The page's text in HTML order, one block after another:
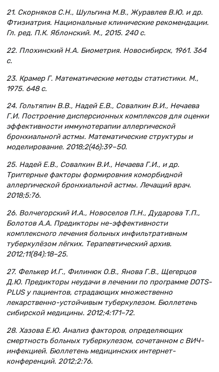
21. Скорняков С.Н., Шульгина М.В., Журавлев В.Ю. и др.
Фтизиатрия. Национальные клинические рекомендации.
Гл. ред. П.К. Яблонский. М., 2015. 240 с.
22. Плохинский Н.А. Биометрия. Новосибирск, 1961. 364
с.
23. Крамер Г. Математические методы статистики. М.,
1975. 648 с.
24. Гольтяпин В.В., Надей Е.В., Совалкин В.И., Нечаева
Г.И. Построение дисперсионных комплексов для оценки
эффективности иммунотерапии аллергической
бронхиальногй астмы. Математические структуры и
моделирование. 2018;2(46):39–50.
25. Надей Е.В., Совалкин В.И., Нечаева Г.И., и др.
Триггерные факторы формировния коморбидной
аллергической бронхиальной астмы. Лечащий врач.
2018;5:76.
26. Волчегорский И.А., Новоселов П.Н., Дударова Т.П.,
Болотов А.А. Предикторы не-эффективности
комплексного лечения больных инфильтративным
туберкулёзом лёгких. Терапевтический архив.
2012;11(84):18–25.
27. Фелькер И.Г., Филинюк О.В., Янова Г.В., Щегерцов
Д.Ю. Предикторы неудачи в лечении по программе DOTS-
PLUS у пациентов, страдающих множественно
лекарственно-устойчивым туберкулезом. Бюллетень
сибирской медицины. 2012;4:171–72.
28. Хазова Е.Ю. Анализ факторов, определяющих
смертность больных туберкулезом, сочетанном с ВИЧ-
инфекцией. Бюллетень медицинских интернет-
конференций. 2012;2:76.